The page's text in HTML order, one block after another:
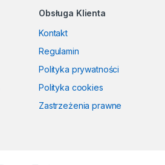
Obsługa Klienta
Kontakt
Regulamin
Polityka prywatności
Polityka cookies
Zastrzeżenia prawne